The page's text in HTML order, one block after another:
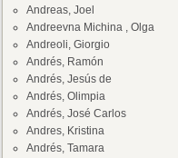
Andreas, Joel
Andreevna Michina , Olga
Andreoli, Giorgio
Andrés, Ramón
Andrés, Jesús de
Andrés, Olimpia
Andrés, José Carlos
Andres, Kristina
Andrés, Tamara